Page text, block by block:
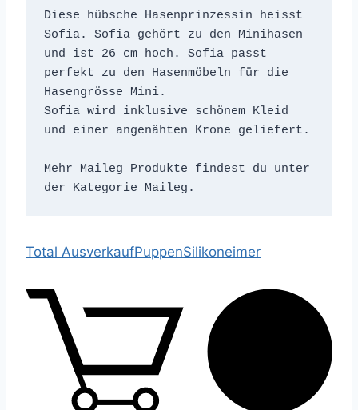
Diese hübsche Hasenprinzessin heisst
Sofia. Sofia gehört zu den Minihasen
und ist 26 cm hoch. Sofia passt
perfekt zu den Hasenmöbeln für die
Hasengrösse Mini.
Sofia wird inklusive schönem Kleid
und einer angenähten Krone geliefert.
Mehr Maileg Produkte findest du unter
der Kategorie Maileg.
Total AusverkaufPuppenSilikoneimer